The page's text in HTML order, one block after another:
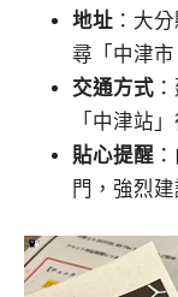
地址 ：大
尋「中津市
交通方式
「中津站
貼心提醒
門，強烈